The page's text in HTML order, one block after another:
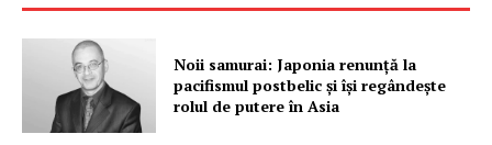
Noii samurai: Japonia renunță la
pacifismul postbelic și își regândește
rolul de putere în Asia